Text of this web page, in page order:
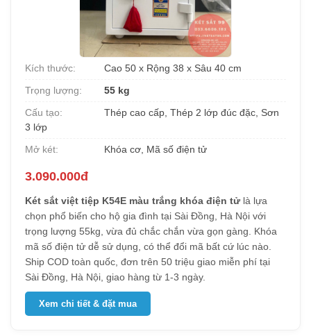
Kích thước:
Cao 50 x Rộng 38 x Sâu 40 cm
Trọng lượng:
55 kg
Cấu tạo:
Thép cao cấp, Thép 2 lớp đúc đặc, Sơn
3 lớp
Mở két:
Khóa cơ, Mã số điện tử
3.090.000đ
Két sắt việt tiệp K54E màu trắng khóa điện tửlà lựa
chọn phổ biến cho hộ gia đình tại Sài Đồng, Hà Nội với
trọng lượng 55kg, vừa đủ chắc chắn vừa gọn gàng. Khóa
mã số điện tử dễ sử dụng, có thể đổi mã bất cứ lúc nào.
Ship COD toàn quốc, đơn trên 50 triệu giao miễn phí tại
Sài Đồng, Hà Nội, giao hàng từ 1-3 ngày.
Xem chi tiết & đặt mua